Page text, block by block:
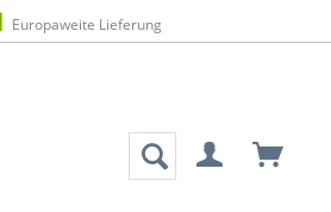
Europaweite Lieferung